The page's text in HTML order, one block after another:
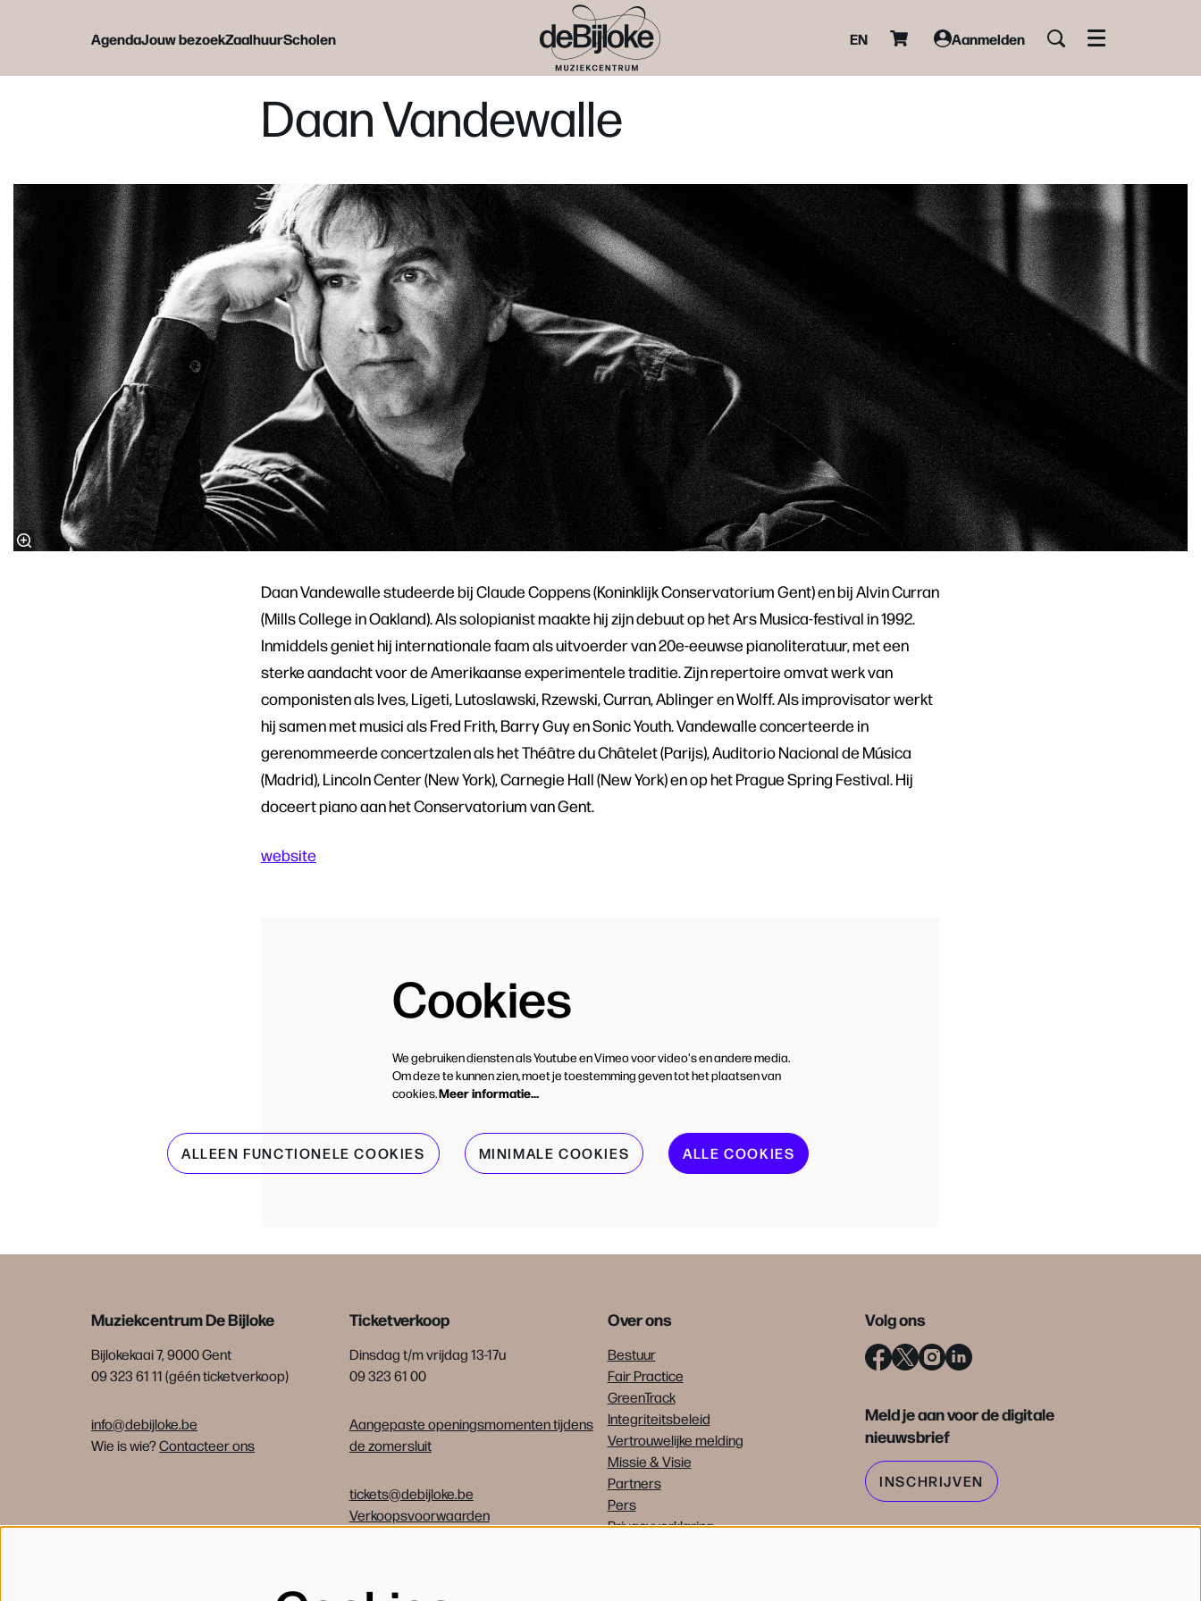
AgendaJouw bezoekZaalhuurScholen EN Aanmelden Menu
Daan Vandewalle
Daan Vandewalle studeerde bij Claude Coppens (Koninklijk Conservatorium Gent) en bij Alvin Curran
(Mills College in Oakland). Als solopianist maakte hij zijn debuut op het Ars Musica-festival in 1992.
Inmiddels geniet hij internationale faam als uitvoerder van 20e-eeuwse pianoliteratuur, met een
sterke aandacht voor de Amerikaanse experimentele traditie. Zijn repertoire omvat werk van
componisten als Ives, Ligeti, Lutoslawski, Rzewski, Curran, Ablinger en Wolff. Als improvisator werkt
hij samen met musici als Fred Frith, Barry Guy en Sonic Youth. Vandewalle concerteerde in
gerenommeerde concertzalen als het Théâtre du Châtelet (Parijs), Auditorio Nacional de Música
(Madrid), Lincoln Center (New York), Carnegie Hall (New York) en op het Prague Spring Festival. Hij
doceert piano aan het Conservatorium van Gent.
website
Cookies
We gebruiken diensten als Youtube en Vimeo voor video's en andere media.
Om deze te kunnen zien, moet je toestemming geven tot het plaatsen van
cookies.Meer informatie…
ALLEEN FUNCTIONELE COOKIES MINIMALE COOKIES ALLE COOKIES
Muziekcentrum De Bijloke
Bijlokekaai 7, 9000 Gent
09 323 61 11 (géén ticketverkoop)
info@debijloke.be
Wie is wie?Contacteer ons
Ticketverkoop
Dinsdag t/m vrijdag 13-17u
09 323 61 00
Aangepaste openingsmomenten tijdens
de zomersluit
tickets@debijloke.be
Verkoopsvoorwaarden
Over ons
Bestuur
Fair Practice
GreenTrack
Integriteitsbeleid
Vertrouwelijke melding
Missie & Visie
Partners
Pers
Privacyverklaring
Volg ons
Meld je aan voor de digitale
nieuwsbrief
INSCHRIJVEN